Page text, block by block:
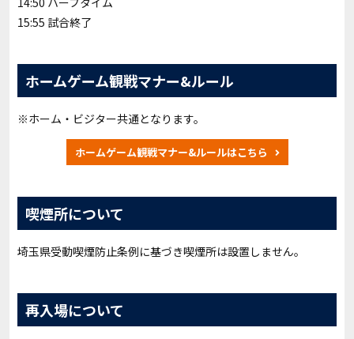
15:55 試合終了
ホームゲーム観戦マナー&ルール
※ホーム・ビジター共通となります。
ホームゲーム観戦マナー&ルールはこちら
喫煙所について
埼玉県受動喫煙防止条例に基づき喫煙所は設置しません。
再入場について